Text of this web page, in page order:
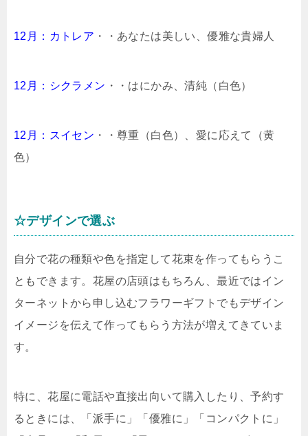
12月：カトレア ・・あなたは美しい、優雅な貴婦人
12月：シクラメン ・・はにかみ、清純（白色）
12月：スイセン ・・尊重（白色）、愛に応えて（黄
色）
☆デザインで選ぶ
自分で花の種類や色を指定して花束を作ってもらうこ
ともできます。花屋の店頭はもちろん、最近ではイン
ターネットから申し込むフラワーギフトでもデザイン
イメージを伝えて作ってもらう方法が増えてきていま
す。
特に、花屋に電話や直接出向いて購入したり、予約す
るときには、「派手に」「優雅に」「コンパクトに」